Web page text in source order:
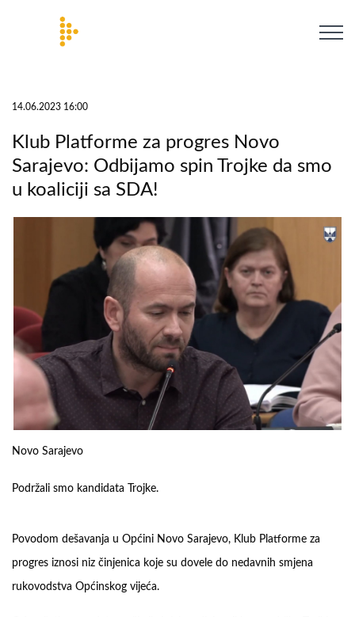
14.06.2023 16:00
Klub Platforme za progres Novo
Sarajevo: Odbijamo spin Trojke da smo
u koaliciji sa SDA!
Novo Sarajevo
Podržali smo kandidata Trojke.
Povodom dešavanja u Općini Novo Sarajevo, Klub Platforme za
progres iznosi niz činjenica koje su dovele do nedavnih smjena
rukovodstva Općinskog vijeća.